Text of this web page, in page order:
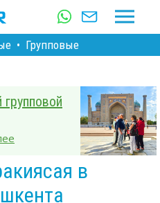
• Групповые
в